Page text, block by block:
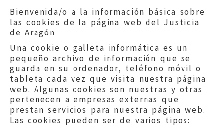
Bienvenida/o a la información básica sobre
las cookies de la página web del Justicia
de Aragón
Una cookie o galleta informática es un
pequeño archivo de información que se
guarda en su ordenador, teléfono móvil o
tableta cada vez que visita nuestra página
web. Algunas cookies son nuestras y otras
pertenecen a empresas externas que
prestan servicios para nuestra página web.
Las cookies pueden ser de varios tipos: